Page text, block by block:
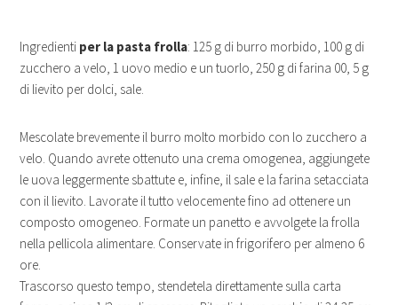
Ingredienti per la pasta frolla: 125 g di burro morbido, 100 g di
zucchero a velo, 1 uovo medio e un tuorlo, 250 g di farina 00, 5 g
di lievito per dolci, sale.
Mescolate brevemente il burro molto morbido con lo zucchero a
velo. Quando avrete ottenuto una crema omogenea, aggiungete
le uova leggermente sbattute e, infine, il sale e la farina setacciata
con il lievito. Lavorate il tutto velocemente fino ad ottenere un
composto omogeneo. Formate un panetto e avvolgete la frolla
nella pellicola alimentare. Conservate in frigorifero per almeno 6
ore.
Trascorso questo tempo, stendetela direttamente sulla carta